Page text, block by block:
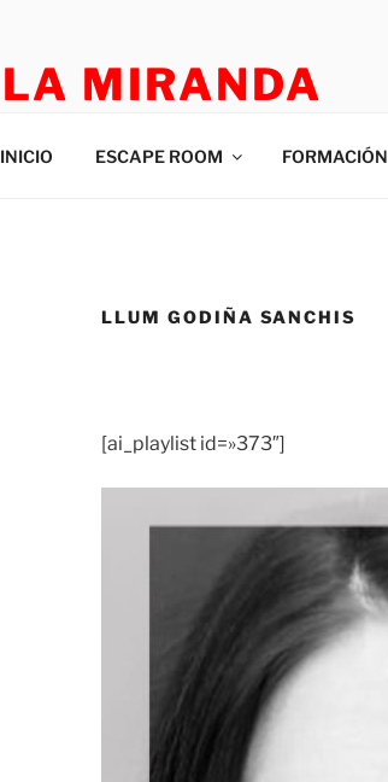
LA MIRANDA
INICIO ESCAPE ROOM FORMACIÓN
LLUM GODIÑA SANCHIS
[ai_playlist id=»373″]